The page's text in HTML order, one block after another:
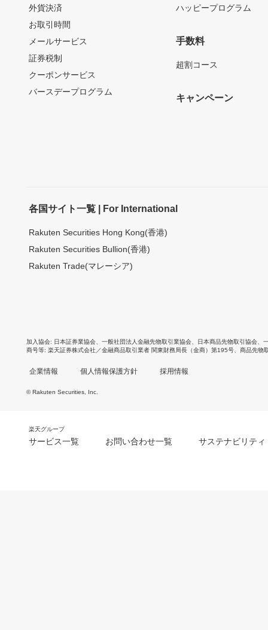
外貨決済
お取引時間
メールサービス
証券税制
クーポンサービス
バースデープログラム
ハッピープログラム
手数料
超割コース
キャンペーン
各国サイト一覧 | For International
Rakuten Securities Hong Kong(香港)
Rakuten Securities Bullion(香港)
Rakuten Trade(マレーシア)
加入協会 日本証券業協会 一般社団法人金融先物取引業協会 日本商品先物取引協会
商号等 楽天証券株式会社／金融商品取引業者 関東財務局長（金商）第195号、商品先物
企業情報 個人情報保護方針 採用情報
© Rakuten Securities, Inc.
楽天グループ
サービス一覧 お問い合わせ一覧 サステナビリティ